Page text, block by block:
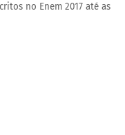
no Enem 2017 até as